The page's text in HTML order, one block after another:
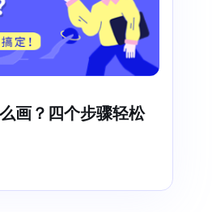
画？四个步骤轻松